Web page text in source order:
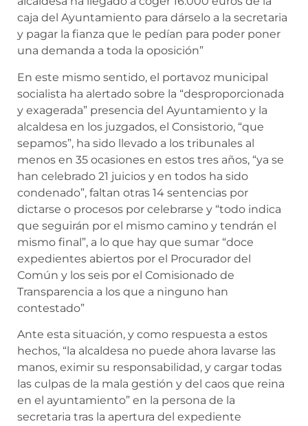
caja del Ayuntamiento para dárselo a la secretaria
y pagar la fianza que le pedían para poder poner
una demanda a toda la oposición”
En este mismo sentido, el portavoz municipal
socialista ha alertado sobre la “desproporcionada
y exagerada” presencia del Ayuntamiento y la
alcaldesa en los juzgados, el Consistorio, “que
sepamos”, ha sido llevado a los tribunales al
menos en 35 ocasiones en estos tres años, “ya se
han celebrado 21 juicios y en todos ha sido
condenado”, faltan otras 14 sentencias por
dictarse o procesos por celebrarse y “todo indica
que seguirán por el mismo camino y tendrán el
mismo final”, a lo que hay que sumar “doce
expedientes abiertos por el Procurador del
Común y los seis por el Comisionado de
Transparencia a los que a ninguno han
contestado”
Ante esta situación, y como respuesta a estos
hechos, “la alcaldesa no puede ahora lavarse las
manos, eximir su responsabilidad, y cargar todas
las culpas de la mala gestión y del caos que reina
en el ayuntamiento” en la persona de la
secretaria tras la apertura del expediente